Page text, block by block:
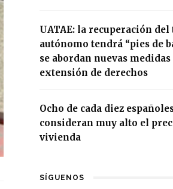
UATAE: la recuperación del
autónomo tendrá “pies de
se abordan nuevas medidas
extensión de derechos
Ocho de cada diez
consideran muy alto el
vivienda
SÍGUENOS